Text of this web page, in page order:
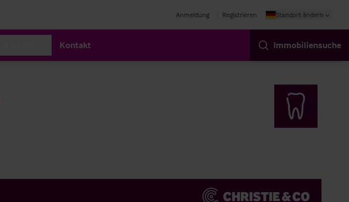
Anmeldung Registrieren Standort ändern
Kontakt Immobiliensuche